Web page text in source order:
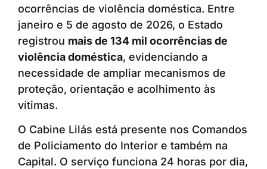
ocorrências de violência doméstica. Entre
janeiro e 5 de agosto de 2026, o Estado
registrou mais de 134 mil ocorrências de
violência doméstica, evidenciando a
necessidade de ampliar mecanismos de
proteção, orientação e acolhimento às
vítimas.
O Cabine Lilás está presente nos Comandos
de Policiamento do Interior e também na
Capital. O serviço funciona 24 horas por dia,